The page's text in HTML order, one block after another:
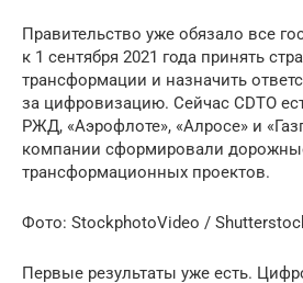
Правительство уже обязало все
к 1 сентября 2021 года принять
трансформации и назначить
за цифровизацию. Сейчас CDTO
РЖД, «Аэрофлоте», «Алросе» и
компании сформировали
трансформационных проектов.
Фото: StockphotoVideo /
Первые результаты уже есть.